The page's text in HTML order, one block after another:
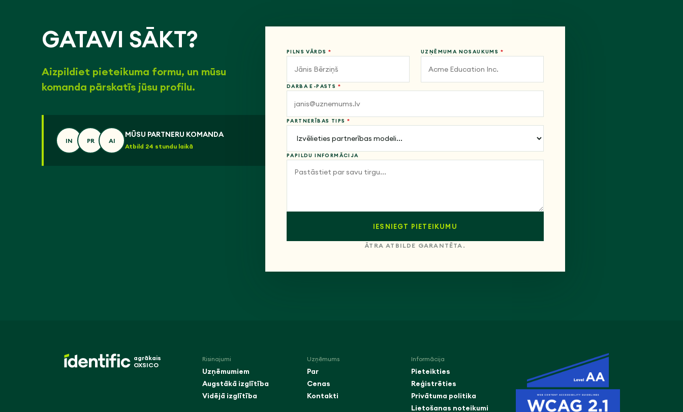
GATAVI SĀKT?
Aizpildiet pieteikuma formu, un mūsu
komanda pārskatīs jūsu profilu.
IN PR AI
MŪSU PARTNERU KOMANDA
Atbild 24 stundu laikā
PILNS VĀRDS * UZŅĒMUMA NOSAUKUMS *
DARBA E-PASTS *
PARTNERĪBAS TIPS *
PAPILDU INFORMĀCIJA
IESNIEGT PIETEIKUMU
ĀTRA ATBILDE GARANTĒTA.
agrākais
OXSICO
Risinajumi
Uzņēmumiem
Augstākā izglītība
Vidējā izglītība
Uzņēmums
Par
Cenas
Kontakti
Informācija
Pieteikties
Reģistrēties
Privātuma politika
Lietošanas noteikumi